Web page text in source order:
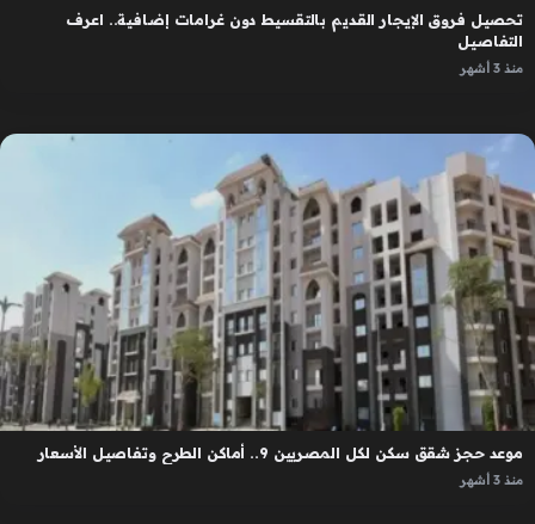
تحصيل فروق الإيجار القديم بالتقسيط دون غرامات إضافية.. اعرف
التفاصيل
منذ 3 أشهر
موعد حجز شقق سكن لكل المصريين 9.. أماكن الطرح وتفاصيل الأسعار
منذ 3 أشهر